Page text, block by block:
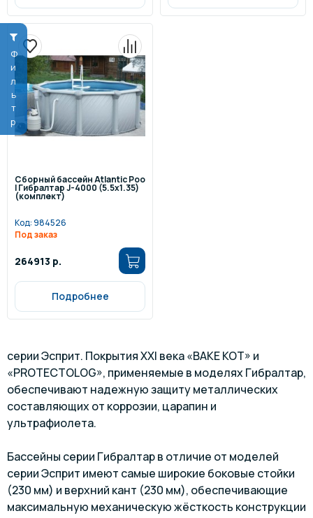
Фильтр
Сборный бассейн Atlantic Poo
l Гибралтар J-4000 (5.5х1.35)
(комплект)
Код:984526
Под заказ
264913 р.
Подробнее
серии Эсприт. Покрытия ХХI века «BAKE KOT» и
«PROTECTOLOG», применяемые в моделях Гибралтар,
обеспечивают надежную защиту металлических
составляющих от коррозии, царапин и
ультрафиолета.
Бассейны серии Гибралтар в отличие от моделей
серии Эсприт имеют самые широкие боковые стойки
(230 мм) и верхний кант (230 мм), обеспечивающие
максимальную механическую жёсткость конструкции